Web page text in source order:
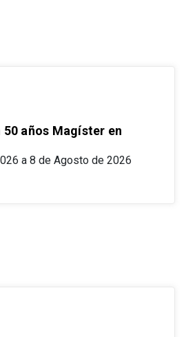
años Magíster en
a 8 de Agosto de 2026